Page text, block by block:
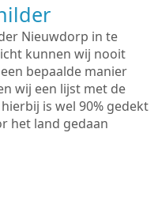
Nieuwdorp in te
kunnen wij nooit
bepaalde manier
wij een lijst met de
hierbij is wel 90% gedekt
het land gedaan